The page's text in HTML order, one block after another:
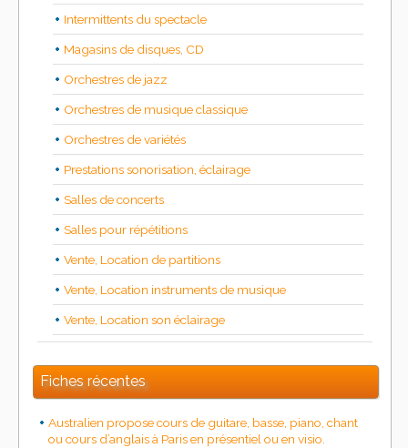
Intermittents du spectacle
Magasins de disques, CD
Orchestres de jazz
Orchestres de musique classique
Orchestres de variétés
Prestations sonorisation, éclairage
Salles de concerts
Salles pour répétitions
Vente, Location de partitions
Vente, Location instruments de musique
Vente, Location son éclairage
Fiches récentes
Australien propose cours de guitare, basse, piano, chant
ou cours d’anglais à Paris en présentiel ou en visio.